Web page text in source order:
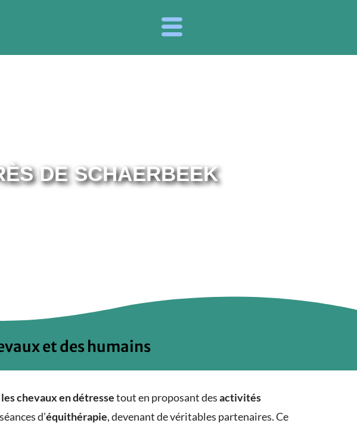
DE SCHAERBEEK
et des humains
chevaux en détressetout en proposant desactivités
d’équithérapie, devenant de véritables partenaires. Ce